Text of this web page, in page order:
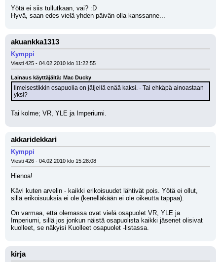
Yötä ei siis tullutkaan, vai? :D
Hyvä, saan edes vielä yhden päivän olla kanssanne...
akuankka1313
Kymppi
Viesti 425 - 04.02.2010 klo 11:22:55
Lainaus käyttäjältä: Mac Ducky
Ilmeisestikkin osapuolia on jäljellä enää kaksi. - Tai ehkäpä ainoastaan
yksi?
Tai kolme; VR, YLE ja Imperiumi.
akkaridekkari
Kymppi
Viesti 426 - 04.02.2010 klo 15:28:08
Hienoa!
Kävi kuten arvelin - kaikki erikoisuudet lähtivät pois. Yötä ei ollut,
sillä erikoisuuksia ei ole (kenelläkään ei ole oikeutta tappaa).
On varmaa, että olemassa ovat vielä osapuolet VR, YLE ja
Imperiumi, sillä jos jonkun näistä osapuolista kaikki jäsenet olisivat
kuolleet, se näkyisi Kuolleet osapuolet -listassa.
kirja